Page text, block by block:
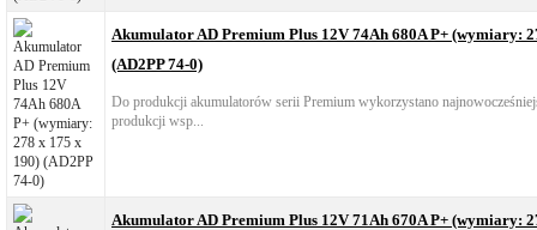
Akumulator AD Premium Plus 12V 74Ah 680A P+ (wymiary:
(AD2PP 74-0)
Do produkcji akumulatorów serii Premium wykorzystano
produkcji wsp...
Akumulator AD Premium Plus 12V 71Ah 670A P+ (wymiary: